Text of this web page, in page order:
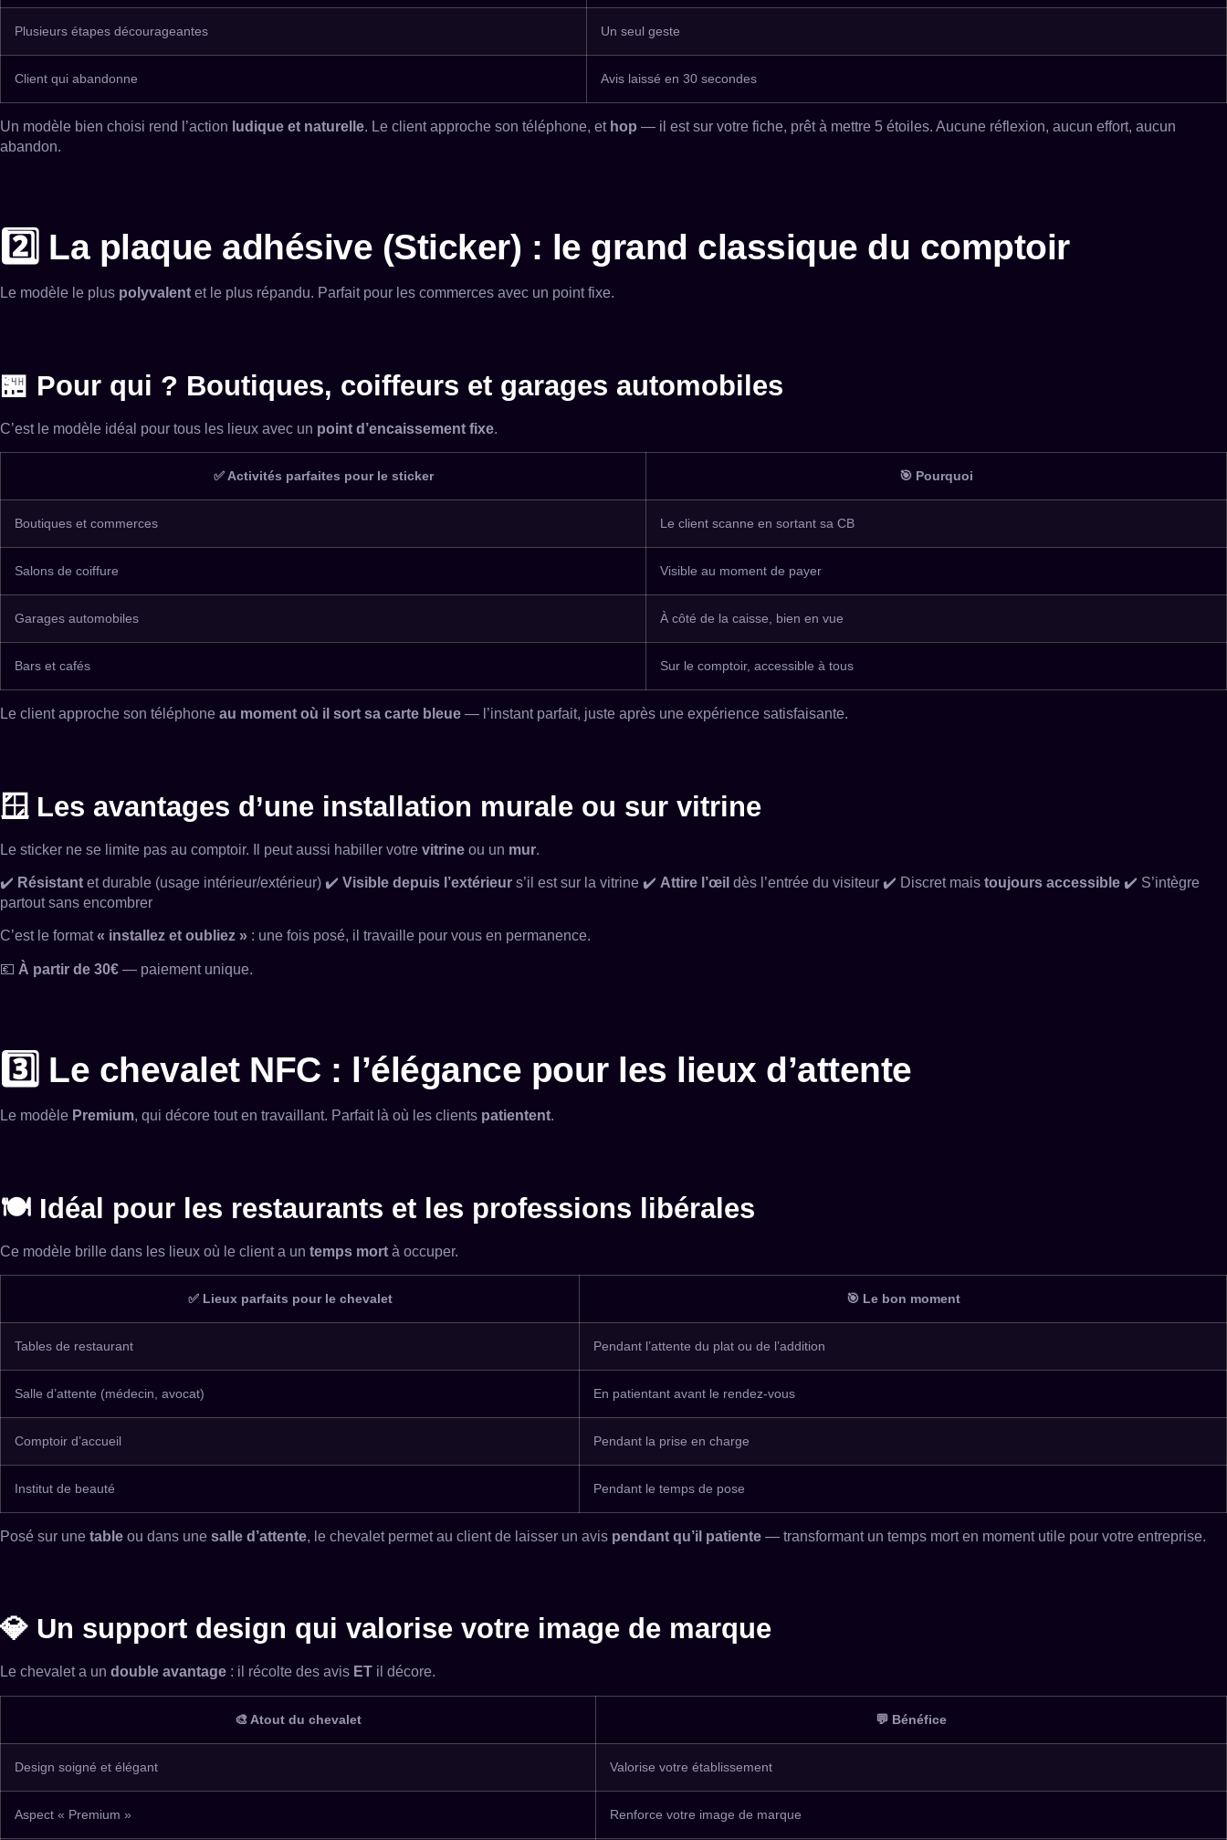
Plusieurs étapes décourageantes Un seul geste
Client qui abandonne Avis laissé en 30 secondes
Un modèle bien choisi rend l’action ludique et naturelle. Le client approche son téléphone, et hop — il est sur votre fiche, prêt à mettre 5 étoiles. Aucune réflexion, aucun effort, aucun
abandon.
2️⃣ La plaque adhésive (Sticker) : le grand classique du comptoir
Le modèle le plus polyvalent et le plus répandu. Parfait pour les commerces avec un point fixe.
🏪 Pour qui ? Boutiques, coiffeurs et garages automobiles
C’est le modèle idéal pour tous les lieux avec un point d’encaissement fixe.
✅ Activités parfaites pour le sticker 🎯 Pourquoi
Boutiques et commerces Le client scanne en sortant sa CB
Salons de coiffure Visible au moment de payer
Garages automobiles À côté de la caisse, bien en vue
Bars et cafés Sur le comptoir, accessible à tous
Le client approche son téléphone au moment où il sort sa carte bleue — l’instant parfait, juste après une expérience satisfaisante.
🪟 Les avantages d’une installation murale ou sur vitrine
Le sticker ne se limite pas au comptoir. Il peut aussi habiller votre vitrine ou un mur.
✔️ Résistant et durable (usage intérieur/extérieur) ✔️ Visible depuis l’extérieur s’il est sur la vitrine ✔️ Attire l’œil dès l’entrée du visiteur ✔️ Discret mais toujours accessible ✔️ S’intègre
partout sans encombrer
C’est le format« installez et oubliez » : une fois posé, il travaille pour vous en permanence.
💶 À partir de 30€ — paiement unique.
3️⃣ Le chevalet NFC : l’élégance pour les lieux d’attente
Le modèle Premium, qui décore tout en travaillant. Parfait là où les clients patientent.
🍽️ Idéal pour les restaurants et les professions libérales
Ce modèle brille dans les lieux où le client a un temps mort à occuper.
✅ Lieux parfaits pour le chevalet 🎯 Le bon moment
Tables de restaurant Pendant l’attente du plat ou de l’addition
Salle d’attente (médecin, avocat) En patientant avant le rendez-vous
Comptoir d’accueil Pendant la prise en charge
Institut de beauté Pendant le temps de pose
Posé sur une table ou dans une salle d’attente, le chevalet permet au client de laisser un avis pendant qu’il patiente — transformant un temps mort en moment utile pour votre entreprise.
💎 Un support design qui valorise votre image de marque
Le chevalet a un double avantage : il récolte des avis ET il décore.
🎨 Atout du chevalet 💬 Bénéfice
Design soigné et élégant Valorise votre établissement
Aspect « Premium » Renforce votre image de marque